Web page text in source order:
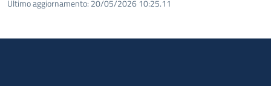
Ultimo aggiornamento: 20/05/2026 10:25.11